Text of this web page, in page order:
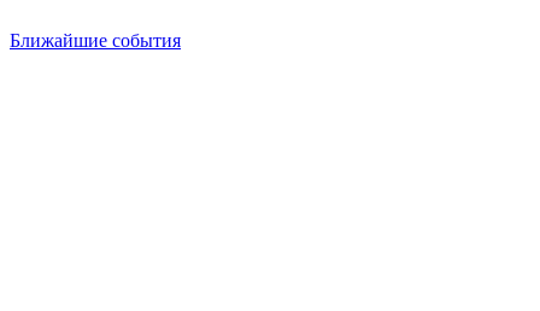
Ближайшие события